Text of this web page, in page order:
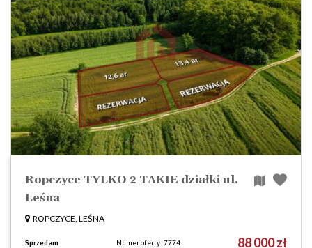
Ropczyce TYLKO 2 TAKIE działki ul.
Leśna
ROPCZYCE, LEŚNA
Sprzedam Numer oferty: 7774 88 000 zł